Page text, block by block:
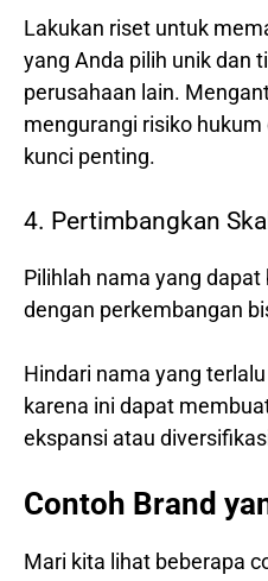
Lakukan riset untuk
yang Anda pilih unik dan
perusahaan lain.
mengurangi risiko
kunci penting.
4. Pertimbangkan
Pilihlah nama yang
dengan perkembangan
Hindari nama yang
karena ini dapat
ekspansi atau
Contoh Brand
Mari kita lihat beberapa